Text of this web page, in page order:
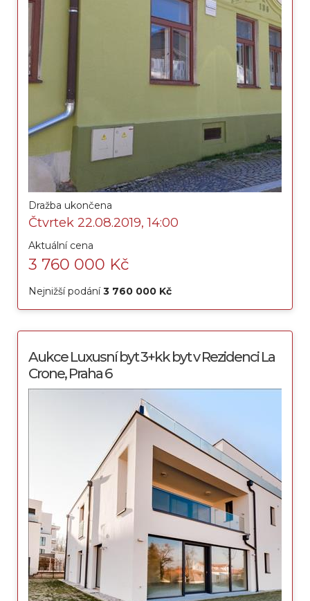
Dražba ukončena
Čtvrtek 22.08.2019, 14:00
Aktuální cena
3 760 000 Kč
Nejnižší podání3 760 000 Kč
Aukce Luxusní byt 3+kk byt v Rezidenci La
Crone, Praha 6